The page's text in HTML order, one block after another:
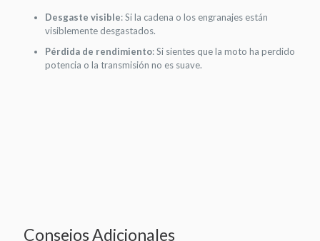
Desgaste visible: Si la cadena o los engranajes están
visiblemente desgastados.
Pérdida de rendimiento: Si sientes que la moto ha perdido
potencia o la transmisión no es suave.
Consejos Adicionales